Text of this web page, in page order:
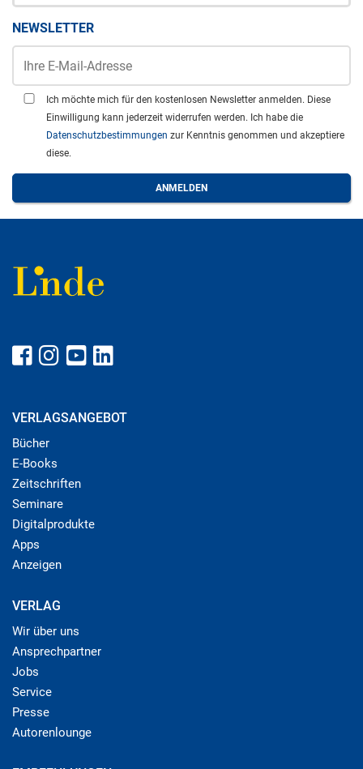
NEWSLETTER
Ich möchte mich für den kostenlosen Newsletter anmelden. Diese
Einwilligung kann jederzeit widerrufen werden. Ich habe die
Datenschutzbestimmungen zur Kenntnis genommen und akzeptiere
diese.
VERLAGSANGEBOT
Bücher
E-Books
Zeitschriften
Seminare
Digitalprodukte
Apps
Anzeigen
VERLAG
Wir über uns
Ansprechpartner
Jobs
Service
Presse
Autorenlounge